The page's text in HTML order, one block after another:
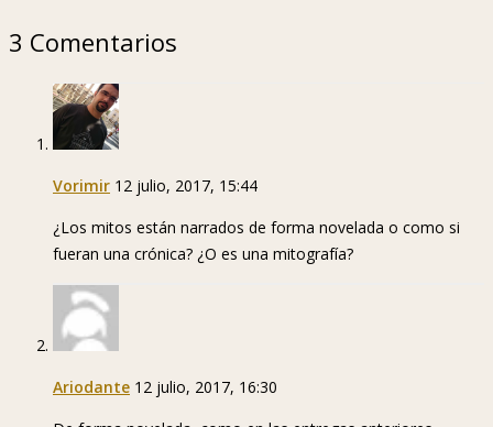
3 Comentarios
Vorimir 12 julio, 2017, 15:44
¿Los mitos están narrados de forma novelada o como si
fueran una crónica? ¿O es una mitografía?
Ariodante 12 julio, 2017, 16:30